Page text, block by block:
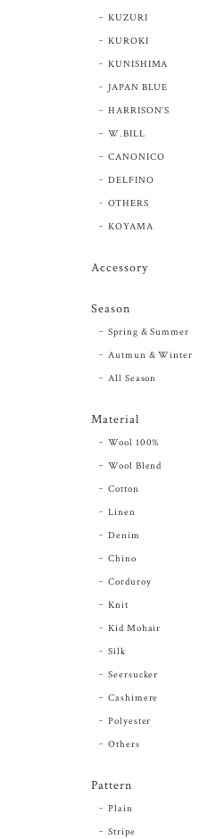
KUZURI
KUROKI
KUNISHIMA
JAPAN BLUE
HARRISON’S
W.BILL
CANONICO
DELFINO
OTHERS
KOYAMA
Accessory
Season
Spring & Summer
Autmun & Winter
All Season
Material
Wool 100%
Wool Blend
Cotton
Linen
Denim
Chino
Corduroy
Knit
Kid Mohair
Silk
Seersucker
Cashimere
Polyester
Others
Pattern
Plain
Stripe